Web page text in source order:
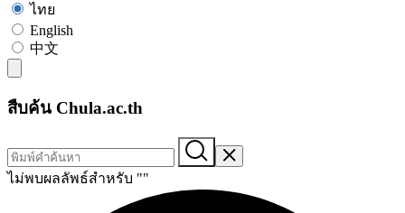
ไทย
English
中文
สืบค้น Chula.ac.th
ไม่พบผลลัพธ์สำหรับ ""